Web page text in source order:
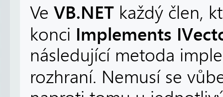
Ve VB.NET každý člen,
konci Implements
následující metoda
rozhraní. Nemusí se